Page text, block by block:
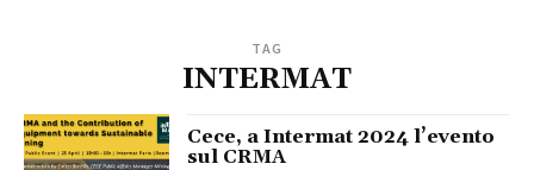
TAG
INTERMAT
Cece, a Intermat 2024 l’evento
sul CRMA